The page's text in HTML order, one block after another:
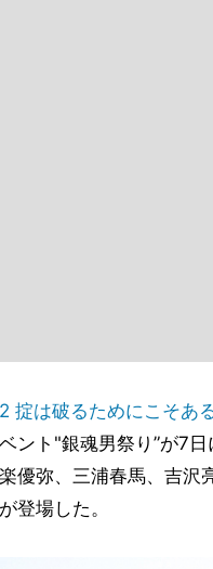
2 掟は破るためにこそある
ント"銀魂男祭り”が7日
優弥、三浦春馬、吉沢
登場した。